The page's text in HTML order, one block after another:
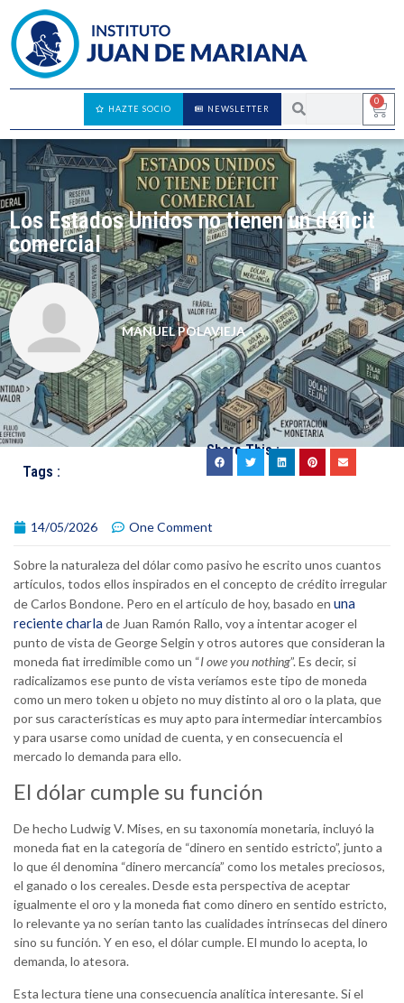
0
NEWSLETTER
HAZTE SOCIO
Los Estados Unidos no tienen un déficit
comercial
MANUEL POLAVIEJA
Tags :
Share This :
14/05/2026 One Comment
Sobre la naturaleza del dólar como pasivo he escrito unos cuantos
artículos, todos ellos inspirados en el concepto de crédito irregular
de Carlos Bondone. Pero en el artículo de hoy, basado en una
reciente charla de Juan Ramón Rallo, voy a intentar acoger el
punto de vista de George Selgin y otros autores que consideran la
moneda fiat irredimible como un “I owe you nothing”. Es decir, si
radicalizamos ese punto de vista veríamos este tipo de moneda
como un mero token u objeto no muy distinto al oro o la plata, que
por sus características es muy apto para intermediar intercambios
y para usarse como unidad de cuenta, y en consecuencia el
mercado lo demanda para ello.
El dólar cumple su función
De hecho Ludwig V. Mises, en su taxonomía monetaria, incluyó la
moneda fiat en la categoría de “dinero en sentido estricto”, junto a
lo que él denomina “dinero mercancía” como los metales preciosos,
el ganado o los cereales. Desde esta perspectiva de aceptar
igualmente el oro y la moneda fiat como dinero en sentido estricto,
lo relevante ya no serían tanto las cualidades intrínsecas del dinero
sino su función. Y en eso, el dólar cumple. El mundo lo acepta, lo
demanda, lo atesora.
Esta lectura tiene una consecuencia analítica interesante. Si el